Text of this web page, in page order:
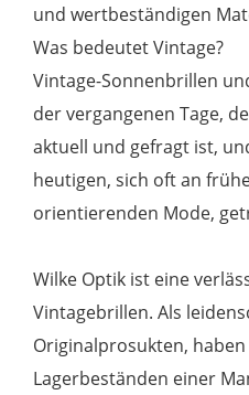
und wertbeständigen
Was bedeutet Vintage?
Vintage-Sonnenbrillen
der vergangenen Tage,
aktuell und gefragt ist,
heutigen, sich oft an
orientierenden Mode,
Wilke Optik ist eine
Vintagebrillen. Als
Originalprosukten,
Lagerbeständen einer